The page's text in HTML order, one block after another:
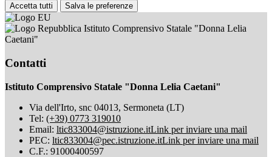
Accetta tutti Salva le preferenze
Istituto Comprensivo Statale "Donna Lelia
Caetani"
Contatti
Istituto Comprensivo Statale "Donna Lelia Caetani"
Via dell'Irto, snc 04013, Sermoneta (LT)
Tel: (+39) 0773 319010
Email: ltic833004@istruzione.itLink per inviare una mail
PEC: ltic833004@pec.istruzione.itLink per inviare una mail
C.F.: 91000400597